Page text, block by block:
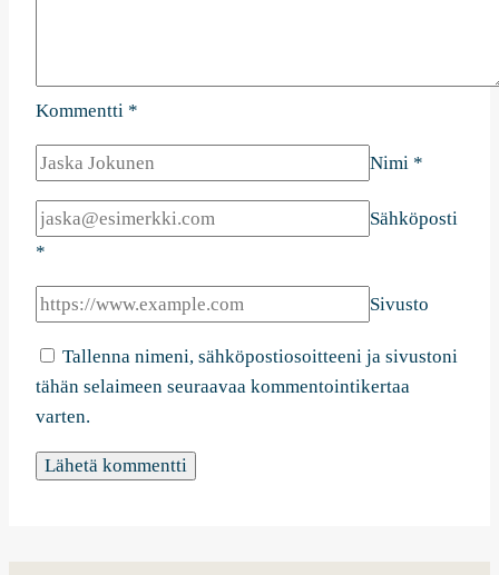
Kommentti *
Nimi *
Sähköposti
*
Sivusto
Tallenna nimeni, sähköpostiosoitteeni ja sivustoni
tähän selaimeen seuraavaa kommentointikertaa
varten.